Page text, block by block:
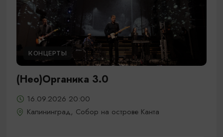
КОНЦЕРТЫ
(Нео)Органика 3.0
16.09.2026 20:00
Калининград, Собор на острове Канта